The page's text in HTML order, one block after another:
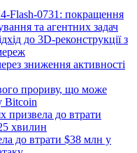
Flash-0731: покращення
та агентних задач
до 3D-реконструкції з
зниження активності
прориву, що може
Bitcoin
призвела до втрати
хвилин
до втрати $38 млн у